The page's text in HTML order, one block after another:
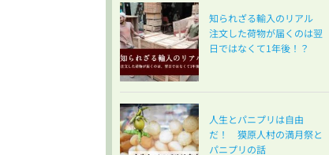
知られざる輸入のリアル
注文した荷物が届くのは翌
日ではなくて1年後！？
人生とパニプリは自由
だ！ 獏原人村の満月祭と
パニプリの話